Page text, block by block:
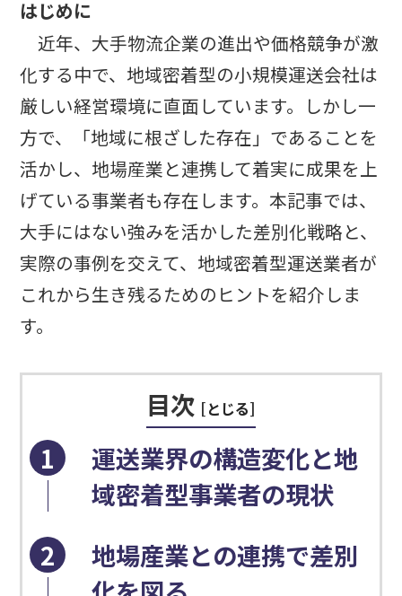
はじめに
近年、大手物流企業の進出や価格競争が激
化する中で、地域密着型の小規模運送会社は
厳しい経営環境に直面しています。しかし一
方で、「地域に根ざした存在」であることを
活かし、地場産業と連携して着実に成果を上
げている事業者も存在します。本記事では、
大手にはない強みを活かした差別化戦略と、
実際の事例を交えて、地域密着型運送業者が
これから生き残るためのヒントを紹介しま
す。
目次 [とじる]
1
運送業界の構造変化と地
域密着型事業者の現状
2
地場産業との連携で差別